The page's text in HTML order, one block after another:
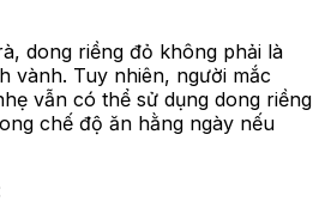
dong riềng đỏ không phải là
vành. Tuy nhiên, người mắc
vẫn có thể sử dụng dong riềng
chế độ ăn hằng ngày nếu